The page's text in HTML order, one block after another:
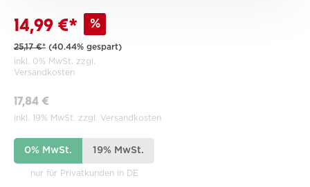
14,99 €* %
25,17 €* (40.44% gespart)
inkl. 0% MwSt. zzgl.
Versandkosten
17,84 €
inkl. 19% MwSt. zzgl. Versandkosten
0% MwSt. 19% MwSt.
nur für Privatkunden in DE